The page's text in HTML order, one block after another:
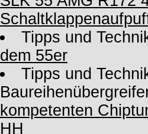
Tipps und
dem 55er
Tipps und
kompetenten
HH